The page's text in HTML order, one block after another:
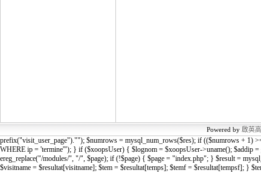
Powered by 啟英
prefix("visit_user_page").""); $numrows = mysql_num_rows($res); if (($numrows + 1)
WHERE ip = 'termine'"); } if ($xoopsUser) { $lognom = $xoopsUser->uname();
ereg_replace("/modules/", "/", $page); if (!$page) { $page = "index.php"; } $result =
$visitname = $resultat[visitname]; $tem = $resultat[temps]; $temf = $resultat[tempsf]; }